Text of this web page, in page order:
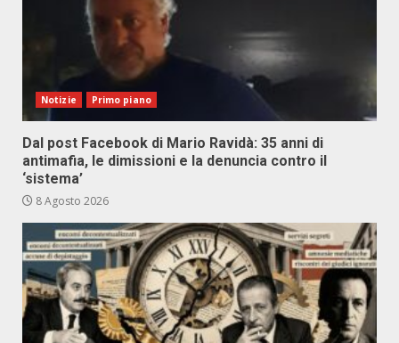
Notizie Primo piano
Dal post Facebook di Mario Ravidà: 35 anni di
antimafia, le dimissioni e la denuncia contro il
‘sistema’
8 Agosto 2026